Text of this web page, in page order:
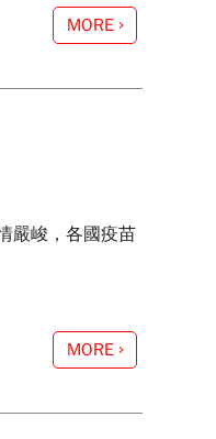
MORE
嚴峻，各國疫苗
MORE